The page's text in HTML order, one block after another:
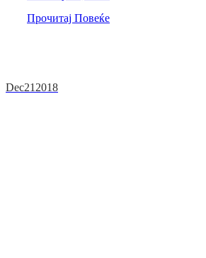
Прочитај Повеќе
Dec212018